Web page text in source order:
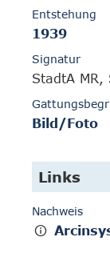
Entstehung
1939
Signatur
StadtA
Bild/Foto
Links
Nachweis